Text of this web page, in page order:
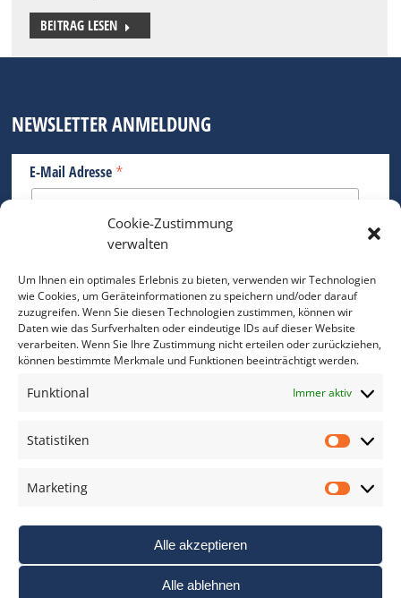
Cookie-Zustimmung
verwalten
Um Ihnen ein optimales Erlebnis zu bieten, verwenden wir Technologien
wie Cookies, um Geräteinformationen zu speichern und/oder darauf
zuzugreifen. Wenn Sie diesen Technologien zustimmen, können wir
Daten wie das Surfverhalten oder eindeutige IDs auf dieser Website
verarbeiten. Wenn Sie Ihre Zustimmung nicht erteilen oder zurückziehen,
können bestimmte Merkmale und Funktionen beeinträchtigt werden.
Funktional Immer aktiv
Statistiken
Marketing
Alle akzeptieren
Alle ablehnen
BEITRAG LESEN
NEWSLETTER ANMELDUNG
E-Mail Adresse *
Bitte geben Sie Ihre E-Mail Adresse ein.
*